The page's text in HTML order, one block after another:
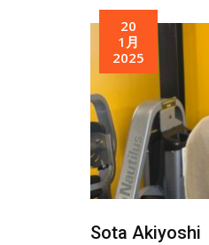
20
1月
2025
Sota Akiyoshi